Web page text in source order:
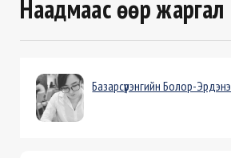
Наадмаас өөр жаргал
Базарсүрэнгийн Болор-Эрдэнэ